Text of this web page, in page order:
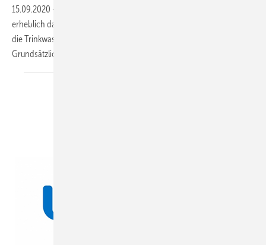
15.09.2020 -
erheblich dazu bei,
die Trinkwasserqualität innerhalb der Hausinstallation zu erhalten.
Grundsätzliche Gedanken und Tipps dazu enthält dieser